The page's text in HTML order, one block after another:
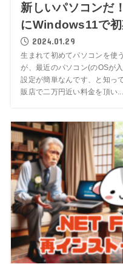
新しいパソコンだ
にWindows11で
2024.01.29
生まれて初めてパソコンを使
が、最近のパソコン(のOSが
設定が簡単なんです、と知っ
販店で二万円近い料金を頂い...